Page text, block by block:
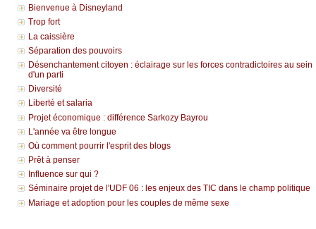
Bienvenue à Disneyland
Trop fort
La caissière
Séparation des pouvoirs
Désenchantement citoyen : éclairage sur les forces contradictoires au sein
d'un parti
Diversité
Liberté et salaria
Projet économique : différence Sarkozy Bayrou
L'année va être longue
Où comment pourrir l'esprit des blogs
Prêt à penser
Influence sur qui ?
Séminaire projet de l'UDF 06 : les enjeux des TIC dans le champ politique
Mariage et adoption pour les couples de même sexe